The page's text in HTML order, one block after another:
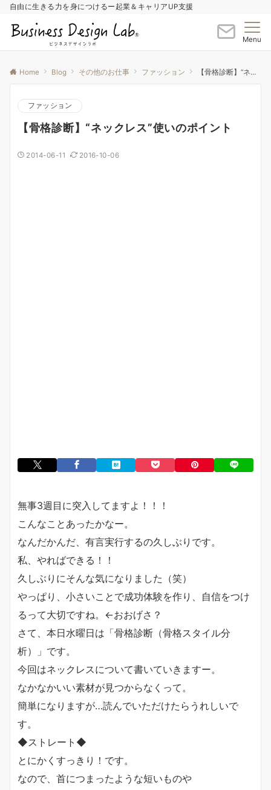
自由に生きる力を身につけるー起業＆キャリアUP支援
Menu
Home Blog その他のお仕事 ファッション 【骨格診断】“ネックレス”使いのポイント
ファッション
【骨格診断】“ネックレス”使いのポイント
2014-06-11 2016-10-06
無事3週目に突入してますよ！！！
こんなことあったかなー。
なんだかんだ、有言実行するの久しぶりです。
私、やればできる！！
久しぶりにそんな気になりました（笑）
やっぱり、小さいことで成功体験を作り、自信をつけ
るって大切ですね。←おおげさ？
さて、本日水曜日は「骨格診断（骨格スタイル分
析）」です。
今回はネックレスについて書いていきますー。
なかなかいい素材が見つからなくって。
簡単になりますが…読んでいただけたらうれしいで
す。
◆ストレート◆
とにかくすっきり！です。
なので、首につまったような短いものや